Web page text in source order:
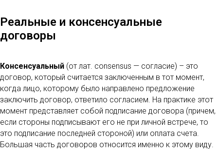
Реальные и консенсуальные
договоры
Консенсуальный (от лат. consensus — согласие) – это
договор, который считается заключенным в тот момент,
когда лицо, которому было направлено предложение
заключить договор, ответило согласием. На практике этот
момент представляет собой подписание договора (причем,
если стороны подписывают его не при личной встрече, то
это подписание последней стороной) или оплата счета.
Большая часть договоров относится именно к этому виду.